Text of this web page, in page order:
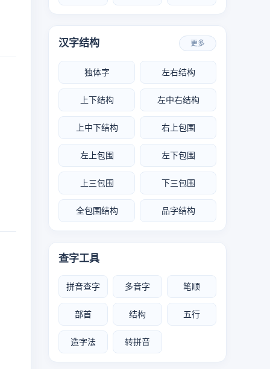
汉字结构 更多
独体字 左右结构
上下结构 左中右结构
上中下结构 右上包围
左上包围 左下包围
上三包围 下三包围
全包围结构 品字结构
查字工具
拼音查字 多音字 笔顺
部首 结构 五行
造字法 转拼音